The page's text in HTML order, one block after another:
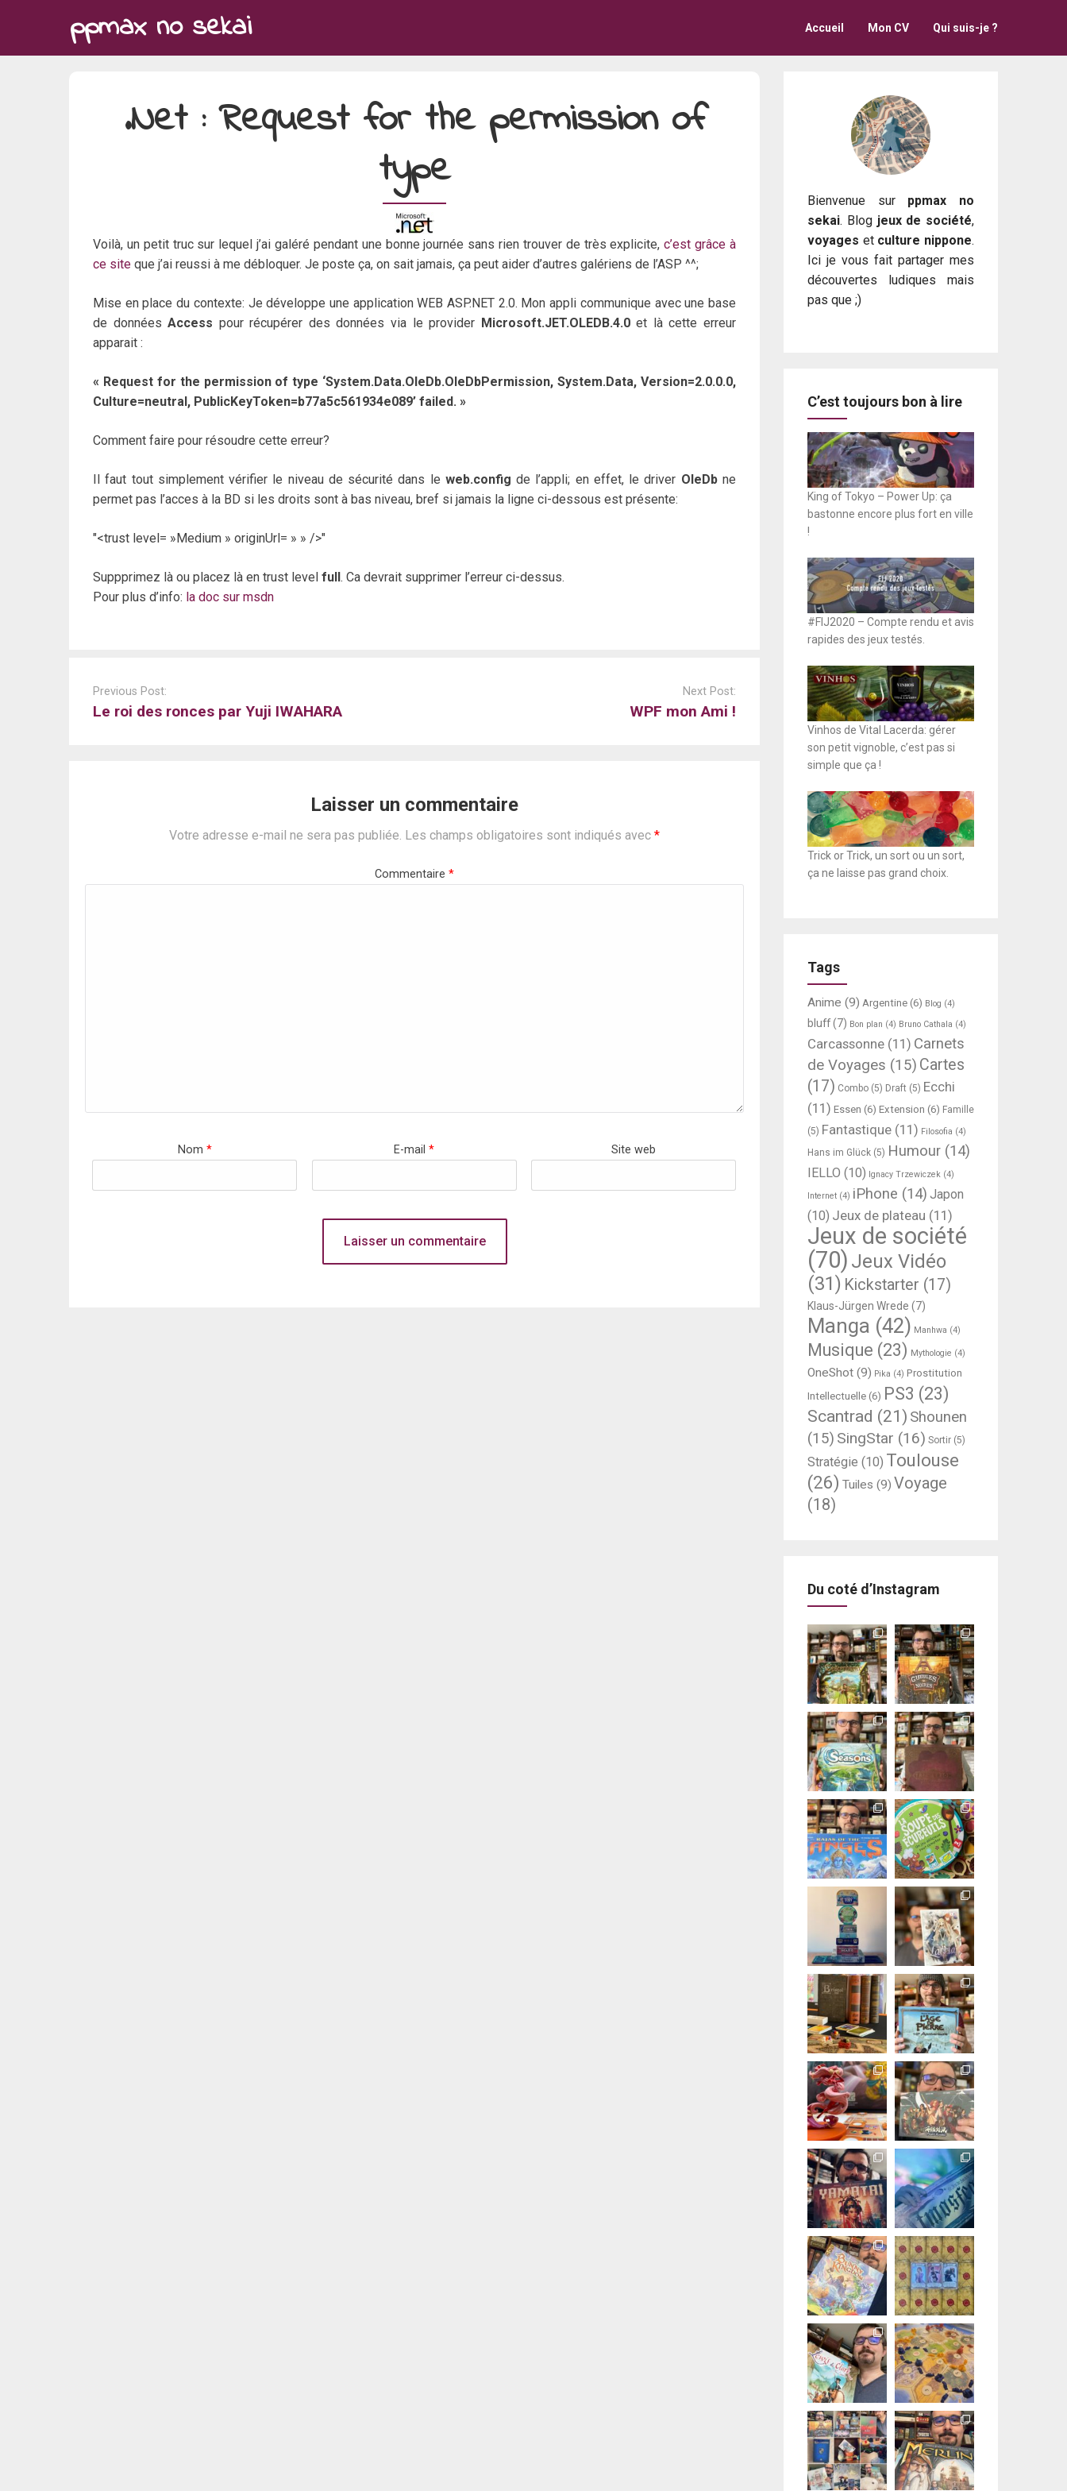
ppmax no sekai Accueil Mon CV Qui suis-je ?
.Net : Request for the permission of
type
Voilà, un petit truc sur lequel j’ai galéré pendant une bonne journée sans rien trouver de très explicite,c’est grâce à
ce site que j’ai reussi à me débloquer. Je poste ça, on sait jamais, ça peut aider d’autres galériens de l’ASP ^^;
Mise en place du contexte: Je développe une application WEB ASP.NET 2.0. Mon appli communique avec une base
de donnéesAccess pour récupérer des données via le provider Microsoft.JET.OLEDB.4.0et là cette erreur
apparait :
« Request for the permission of type ‘System.Data.OleDb.OleDbPermission, System.Data, Version=2.0.0.0,
Culture=neutral, PublicKeyToken=b77a5c561934e089’ failed. »
Comment faire pour résoudre cette erreur?
Il faut tout simplement vérifier le niveau de sécurité dans le web.config de l’appli; en effet, le driver OleDbne
permet pas l’acces à la BD si les droits sont à bas niveau, bref si jamais la ligne ci-dessous est présente:
<trust level= »Medium » originUrl= » » />
Suppprimez là ou placez là en trust level full. Ca devrait supprimer l’erreur ci-dessus.
Pour plus d’info: la doc sur msdn
navigation
Previous Post:
Le roi des ronces par Yuji IWAHARA
Next Post:
WPF mon Ami !
Laisser un commentaire
Votre adresse e-mail ne sera pas publiée. Les champs obligatoires sont indiqués avec *
Commentaire *
Nom * E-mail* Site web
Bienvenue sur ppmax no
sekai. Blog jeux de société,
voyages et culture nippone.
Ici je vous fait partager mes
découvertes ludiques mais
pas que ;)
C’est toujours bon à lire
King of Tokyo – Power Up: ça
bastonne encore plus fort en ville
!
#FIJ2020 – Compte rendu et avis
rapides des jeux testés.
Vinhos de Vital Lacerda: gérer
son petit vignoble, c’est pas si
simple que ça !
Trick or Trick, un sort ou un sort,
ça ne laisse pas grand choix.
Tags
Anime (9) Argentine (6) Blog (4)
bluff(7) Bon plan (4) Bruno Cathala (4)
Carcassonne (11) Carnets
de Voyages (15) Cartes
(17) Combo (5) Draft (5) Ecchi
(11) Essen (6) Extension (6) Famille
(5) Fantastique (11) Filosofia (4)
Hans im Glück (5) Humour (14)
IELLO (10) Ignacy Trzewiczek (4)
Internet (4) iPhone (14) Japon
(10) Jeux de plateau (11)
Jeux de société
(70) Jeux Vidéo
(31) Kickstarter (17)
Klaus-Jürgen Wrede (7)
Manga (42) Manhwa (4)
Musique (23) Mythologie (4)
OneShot (9) Pika (4) Prostitution
Intellectuelle (6) PS3 (23)
Scantrad (21) Shounen
(15) SingStar (16) Sortir (5)
Stratégie (10) Toulouse
(26) Tuiles (9) Voyage
(18)
Du coté d’Instagram